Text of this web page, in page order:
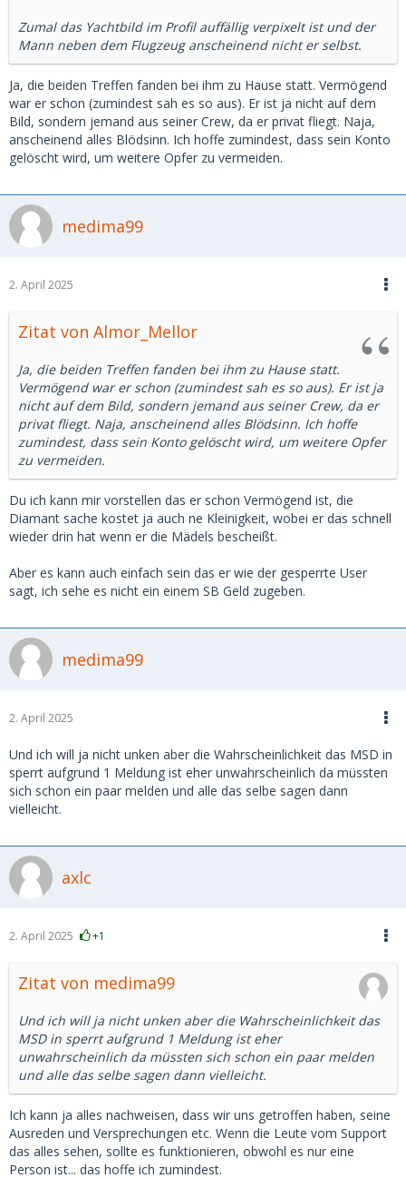
Zumal das Yachtbild im Profil auffällig verpixelt ist und der
Mann neben dem Flugzeug anscheinend nicht er selbst.
Ja, die beiden Treffen fanden bei ihm zu Hause statt. Vermögend
war er schon (zumindest sah es so aus). Er ist ja nicht auf dem
Bild, sondern jemand aus seiner Crew, da er privat fliegt. Naja,
anscheinend alles Blödsinn. Ich hoffe zumindest, dass sein Konto
gelöscht wird, um weitere Opfer zu vermeiden.
medima99
2. April 2025
Zitat von Almor_Mellor
Ja, die beiden Treffen fanden bei ihm zu Hause statt.
Vermögend war er schon (zumindest sah es so aus). Er ist ja
nicht auf dem Bild, sondern jemand aus seiner Crew, da er
privat fliegt. Naja, anscheinend alles Blödsinn. Ich hoffe
zumindest, dass sein Konto gelöscht wird, um weitere Opfer
zu vermeiden.
Du ich kann mir vorstellen das er schon Vermögend ist, die
Diamant sache kostet ja auch ne Kleinigkeit, wobei er das schnell
wieder drin hat wenn er die Mädels bescheißt.
Aber es kann auch einfach sein das er wie der gesperrte User
sagt, ich sehe es nicht ein einem SB Geld zugeben.
medima99
2. April 2025
Und ich will ja nicht unken aber die Wahrscheinlichkeit das MSD in
sperrt aufgrund 1 Meldung ist eher unwahrscheinlich da müssten
sich schon ein paar melden und alle das selbe sagen dann
vielleicht.
axlc
2. April 2025 +1
Zitat von medima99
Und ich will ja nicht unken aber die Wahrscheinlichkeit das
MSD in sperrt aufgrund 1 Meldung ist eher
unwahrscheinlich da müssten sich schon ein paar melden
und alle das selbe sagen dann vielleicht.
Ich kann ja alles nachweisen, dass wir uns getroffen haben, seine
Ausreden und Versprechungen etc. Wenn die Leute vom Support
das alles sehen, sollte es funktionieren, obwohl es nur eine
Person ist... das hoffe ich zumindest.